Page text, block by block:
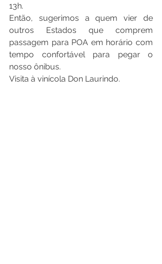
13h.
Então, sugerimos a quem vier de
outros Estados que comprem
passagem para POA em horário com
tempo confortável para pegar o
nosso ônibus.
Visita à vinícola Don Laurindo.